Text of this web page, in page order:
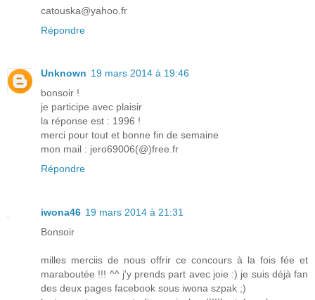
catouska@yahoo.fr
Répondre
Unknown 19 mars 2014 à 19:46
bonsoir !
je participe avec plaisir
la réponse est : 1996 !
merci pour tout et bonne fin de semaine
mon mail : jero69006(@)free.fr
Répondre
iwona46 19 mars 2014 à 21:31
Bonsoir
milles merciis de nous offrir ce concours à la fois fée et
maraboutée !!! ^^ j'y prends part avec joie :) je suis déjà fan
des deux pages facebook sous iwona szpak ;)